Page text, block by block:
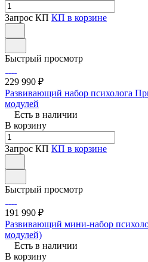
Запрос КП КП в корзине
Быстрый просмотр
229 990 ₽
Развивающий набор психолога
модулей
Есть в наличии
В корзину
Запрос КП КП в корзине
Быстрый просмотр
191 990 ₽
Развивающий мини-набор
модулей)
Есть в наличии
В корзину